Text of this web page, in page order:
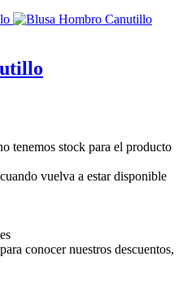
tenemos stock para el producto
vuelva a estar disponible
conocer nuestros descuentos,